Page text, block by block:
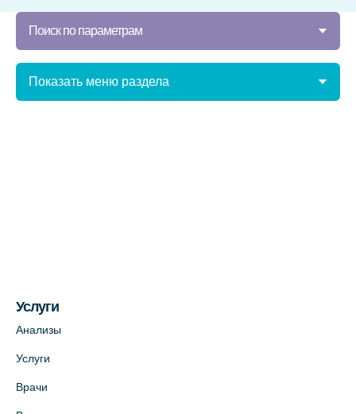
Поиск по параметрам
Показать меню раздела
Услуги
Анализы
Услуги
Врачи